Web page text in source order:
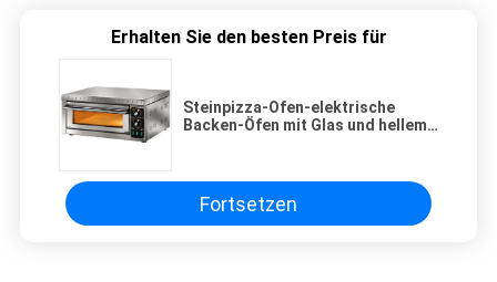
Erhalten Sie den besten Preis für
Steinpizza-Ofen-elektrische
Backen-Öfen mit Glas und hellem
Fortsetzen